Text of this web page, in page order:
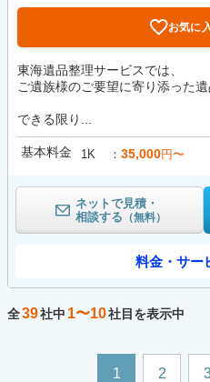
お気に
東海遺品整理サービスでは、
ご遺族様のご要望に寄り添った
できる限り...
基本料金 1K 35,000円〜
ネットで見積・
相談する （無料）
料金・サー
全39社中 1〜10社目を表示中
1 2